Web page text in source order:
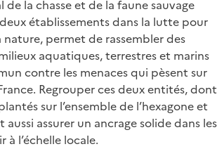
de la chasse et de la faune sauvage
deux établissements dans la lutte pour
permet de rassembler des
aquatiques, terrestres et marins
contre les menaces qui pèsent sur
Regrouper ces deux entités, dont
sur l’ensemble de l’hexagone et
aussi assurer un ancrage solide dans les
l’échelle locale.